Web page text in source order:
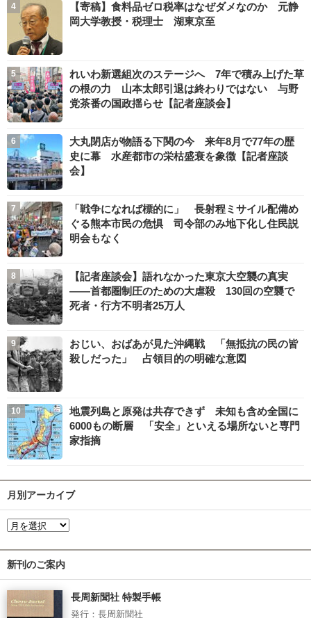
【寄稿】食料品ゼロ税率はなぜダメなのか 元静
岡大学教授・税理士 湖東京至
れいわ新選組次のステージへ 7年で積み上げた草
の根の力 山本太郎引退は終わりではない 与野
党茶番の国政揺らせ【記者座談会】
大丸閉店が物語る下関の今 来年8月で77年の歴
史に幕 水産都市の栄枯盛衰を象徴【記者座談
会】
「戦争になれば標的に」 長射程ミサイル配備め
ぐる熊本市民の危惧 司令部のみ地下化し住民説
明会もなく
【記者座談会】語れなかった東京大空襲の真実
――首都圏制圧のための大虐殺 130回の空襲で
死者・行方不明者25万人
おじい、おばあが見た沖縄戦 「無抵抗の民の皆
殺しだった」 占領目的の明確な意図
地震列島と原発は共存できず 未知も含め全国に
6000もの断層 「安全」といえる場所ないと専門
家指摘
月別アーカイブ
新刊のご案内
長周新聞社 特製手帳
発行：長周新聞社